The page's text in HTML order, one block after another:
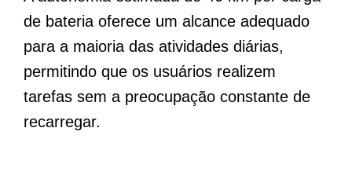
de bateria oferece um alcance adequado
para a maioria das atividades diárias,
permitindo que os usuários realizem
tarefas sem a preocupação constante de
recarregar.